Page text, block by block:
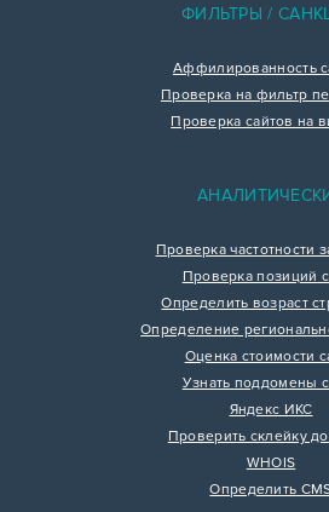
ФИЛЬТРЫ /
Аффилированность
Проверка на фильтр
Проверка сайтов на
Проверка частотности
Проверка позиций
Определить возраст
Определение
Оценка стоимости
Узнать поддомены
Яндекс ИКС
Проверить склейку
WHOIS
Определить